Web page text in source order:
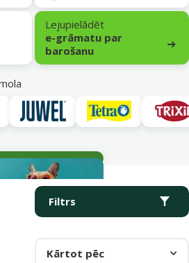
Lejupielādēt
e-grāmatu par
barošanu
Filtrs
Kārtot pēc
dekorācijas